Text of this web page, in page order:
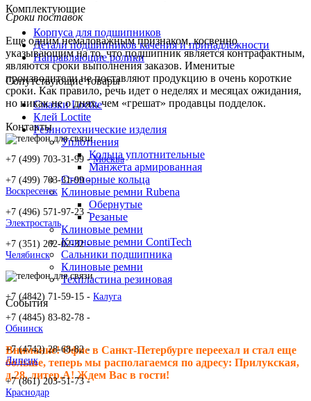
Комплектующие
Корпуса для подшипников
Детали подшипников качения и принадлежности
Направляющие ролики
Сопутствующие товары
Смазки Loctite
Клей Loctite
Резинотехнические изделия
Уплотнения
Кольца уплотнительные
Манжета армированная
Стопорные кольца
Клиновые ремни Rubena
Обернутые
Резаные
Клиновые ремни
Клиновые ремни ContiTech
Сальники подшипника
Клиновые ремни
Техпластина резиновая
События
Внимание! Офис в Санкт-Петербурге переехал и стал еще
больше, теперь мы располагаемся по адресу: Прилукская,
д.28, литер.А! Ждем Вас в гости!
Сроки поставок
Еще одним немаловажным признаком, косвенно
указывающим на то, что подшипник является контрафактным,
являются сроки выполнения заказов. Именитые
производители не поставляют продукцию в очень короткие
сроки. Как правило, речь идет о неделях и месяцах ожидания,
но никак не о днях, чем «грешат» продавцы подделок.
Контакты
+7 (499) 703-31-99 -Москва
+7 (499) 703-31-99 -
Воскресенск
+7 (496) 571-97-23 -
Электросталь
+7 (351) 202-02-32 -
Челябинск
+7 (4842) 71-59-15 - Калуга
+7 (4845) 83-82-78 -
Обнинск
+7 (4742) 28-68-82 -
Липецк
+7 (861) 203-51-73 -
Краснодар